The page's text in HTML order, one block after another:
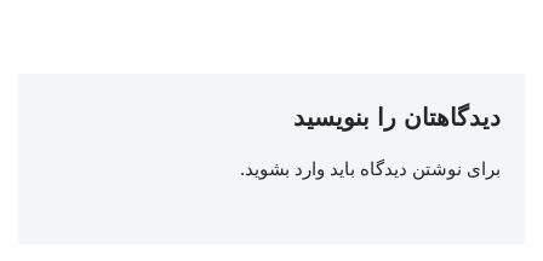
دیدگاهتان را بنویسید
برای نوشتن دیدگاه باید وارد بشوید.